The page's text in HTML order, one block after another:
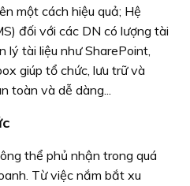
một cách hiệu quả; Hệ
đối với các DN có lượng tài
lý tài liệu như SharePoint,
giúp tổ chức, lưu trữ và
toàn và dễ dàng...
thể phủ nhận trong quá
Từ việc nắm bắt xu